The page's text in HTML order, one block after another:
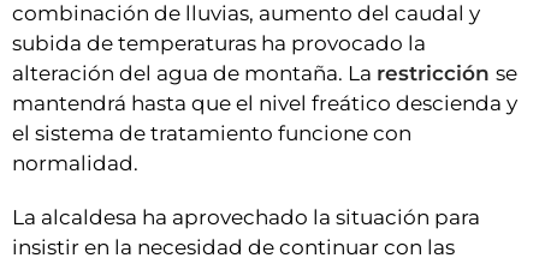
combinación de lluvias, aumento del caudal y
subida de temperaturas ha provocado la
alteración del agua de montaña. La restricción se
mantendrá hasta que el nivel freático descienda y
el sistema de tratamiento funcione con
normalidad.
La alcaldesa ha aprovechado la situación para
insistir en la necesidad de continuar con las